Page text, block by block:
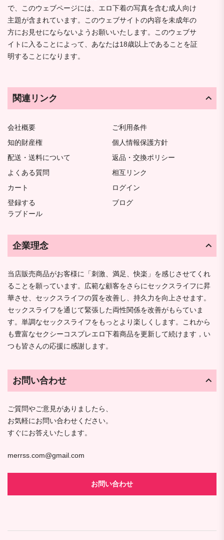
で、このウェブページには、エロ下着の写真を含む成人向け
主題が含まれています。このウェブサイトの内容を未成年の
方にお見せにならないようお願いいたします。このウェブサ
イトに入ることによって、あなたは18歳以上であることを証
明することになります。
関連リンク
会社概要
ご利用条件
知的財産権
個人情報保護方針
配送・送料について
返品・交換ポリシー
よくある質問
相互リンク
カート
ログイン
登録する
ブログ
ラブドール
企業理念
当店販売商品がお客様に「刺激、満足、快楽」を感じさせてくれ
ることを願っています。広範な顧客をさらにセックスライフに昇
華させ、セックスライフの質を改善し、持久力を向上させます。
セックスライフを通じて緊張した両性関係を改善がもらていま
す。単調なセックスライフをもっとより楽しくします。これから
も豊富なセクシーコスプレエロ下着商品を更新して続けます，い
つも皆さんの応援に感謝します。
お問い合わせ
ご質問やご意見がありましたら、
お気軽にお問い合わせください。
すぐにお答えいたします。
merrss.com@gmail.com
お問い合わせ